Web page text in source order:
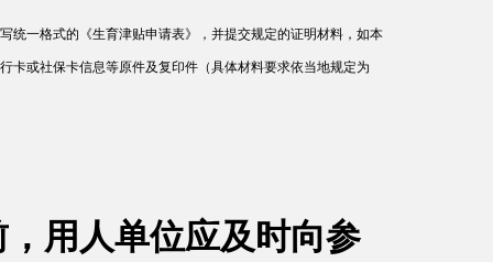
统一格式的《生育津贴申请表》，并提交规定的证明材料，如本
卡或社保卡信息等原件及复印件（具体材料要求依当地规定为
用人单位应及时向参